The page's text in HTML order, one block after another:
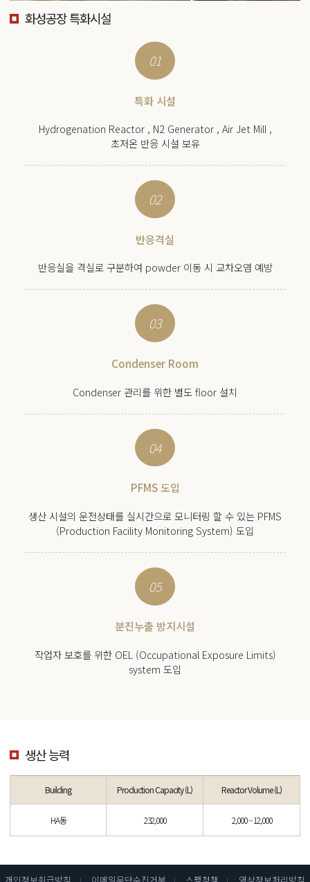
화성공장 특화시설
01
특화 시설
Hydrogenation Reactor , N2 Generator , Air Jet Mill ,
초저온 반응 시설 보유
02
반응격실
반응실을 격실로 구분하여 powder 이동 시 교차오염 예방
03
Condenser Room
Condenser 관리를 위한 별도 floor 설치
04
PFMS 도입
생산 시설의 운전상태를 실시간으로 모니터링 할 수 있는 PFMS
(Production Facility Monitoring System) 도입
05
분진누출 방지시설
작업자 보호를 위한 OEL (Occupational Exposure Limits)
system 도입
생산 능력
Building Production Capacity (L) Reactor Volume (L)
HA동 232,000 2,000 ~ 12,000